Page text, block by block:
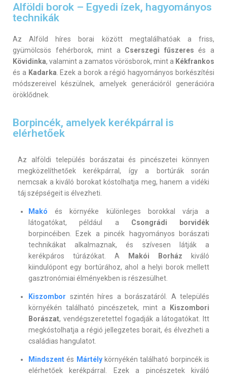
Alföldi borok – Egyedi ízek, hagyományos
technikák
Az Alföld híres borai között megtalálhatóak a friss,
gyümölcsös fehérborok, mint a Cserszegi fűszeres és a
Kövidinka, valamint a zamatos vörösborok, mint a Kékfrankos
és a Kadarka . Ezek a borok a régió hagyományos borkészítési
módszereivel készülnek, amelyek generációról generációra
öröklődnek.
Borpincék, amelyek kerékpárral is
elérhetőek
Az alföldi település borászatai és pincészetei könnyen
megközelíthetőek kerékpárral, így a bortúrák során
nemcsak a kiváló borokat kóstolhatja meg, hanem a vidéki
táj szépségeit is élvezheti.
Makó és környéke különleges borokkal várja a
látogatókat, például a Csongrádi borvidék
borpincéiben. Ezek a pincék hagyományos borászati
technikákat alkalmaznak, és szívesen látják a
kerékpáros túrázókat. A Makói Borház kiváló
kiindulópont egy bortúrához, ahol a helyi borok mellett
gasztronómiai élményekben is részesülhet.
Kiszombor szintén híres a borászatáról. A település
környékén található pincészetek, mint a Kiszombori
Borászat, vendégszeretettel fogadják a látogatókat. Itt
megkóstolhatja a régió jellegzetes borait, és élvezheti a
családias hangulatot.
Mindszent és Mártélykörnyékén található borpincék is
elérhetőek kerékpárral. Ezek a pincészetek kiváló